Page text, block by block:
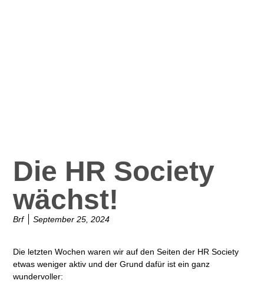
Die HR Society
wächst!
Brf September 25, 2024
Die letzten Wochen waren wir auf den Seiten der HR Society
etwas weniger aktiv und der Grund dafür ist ein ganz
wundervoller: